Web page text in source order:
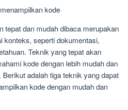
tepat dan mudah dibaca merupakan
konteks, seperti dokumentasi,
Teknik yang tepat akan
kode dengan lebih mudah dan
adalah tiga teknik yang dapat
kode dengan mudah dan